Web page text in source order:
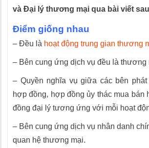
và Đại lý thương mại qua bài viết
Điểm giống nhau
– Đều là hoạt động trung gian thương
– Bên cung ứng dịch vụ đều là thương
– Quyền nghĩa vụ giữa các bên
hợp đồng, hợp đồng ủy thác mua bán
đồng đại lý tương ứng với mỗi hoạt
– Bên cung ứng dịch vụ nhân danh
quan hệ thương mại.